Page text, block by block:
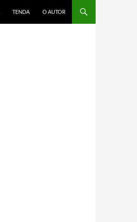
TENDA O AUTOR